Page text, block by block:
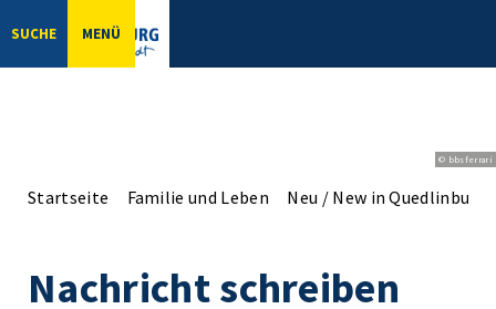
SUCHE MENÜ
© bbsferrari
Startseite Familie und Leben Neu / New in Quedlinburg
Nachricht schreiben